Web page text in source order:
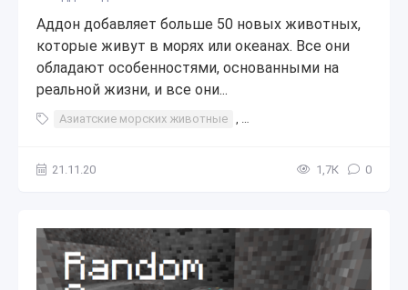
Аддон добавляет больше 50 новых животных,
которые живут в морях или океанах. Все они
обладают особенностями, основанными на
реальной жизни, и все они...
Азиатские морских животные , Азиатские животные
21.11.20 1,7К 0